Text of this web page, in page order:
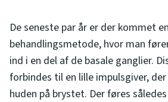
De seneste par år er der kommet
behandlingsmetode, hvor man
ind i en del af de basale ganglier.
forbindes til en lille impulsgiver,
huden på brystet. Der føres